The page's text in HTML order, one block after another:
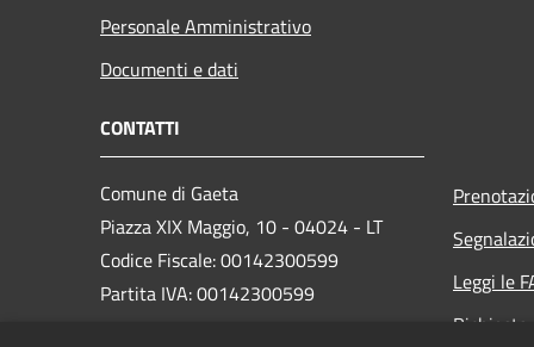
Personale Amministrativo
Documenti e dati
CONTATTI
Comune di Gaeta
Piazza XIX Maggio, 10 - 04024 - LT
Codice Fiscale: 00142300599
Partita IVA: 00142300599
Leggi le